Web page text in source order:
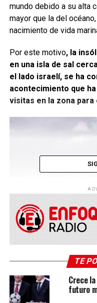
mundo debido a su alta
mayor que la del
nacimiento de vida
Por este motivo, la
en una isla de sal
el lado israelí, se ha
acontecimiento que
visitas en la zona
la nada cuenta con una
acceso para los turistas
paisaje digno de una
TE
Crece
futuro